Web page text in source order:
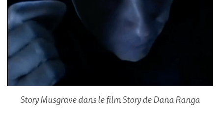
Story Musgrave dans le film Story de Dana Ranga